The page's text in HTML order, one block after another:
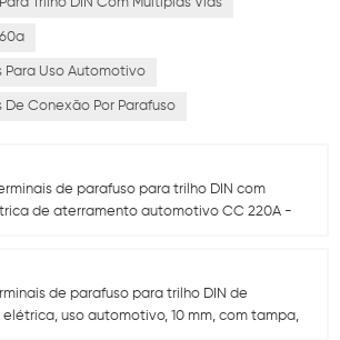
Trilho DIN Com Múltiplas Vias
Para Uso Automotivo
De Conexão Por Parafuso
de parafuso para trilho DIN com
de aterramento automotivo CC 220A -
de parafuso para trilho DIN de
uso automotivo, 10 mm, com tampa,